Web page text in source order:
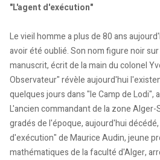
"L'agent d'exécution"
Le vieil homme a plus de 80 ans
avoir été oublié. Son nom figure noir
manuscrit, écrit de la main du colonel
Observateur" révèle aujourd'hui
quelques jours dans "le Camp de Lodi",
L'ancien commandant de la zone Alger-
gradés de l'époque, aujourd'hui
d'exécution" de Maurice Audin, jeune
mathématiques de la faculté d'Alger,